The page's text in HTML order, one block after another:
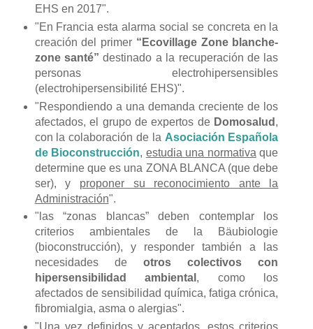
EHS en 2017".
"En Francia esta alarma social se concreta en la
creación del primer “Ecovillage Zone blanche-
zone santé” destinado a la recuperación de las
personas electrohipersensibles
(electrohipersensibilité EHS)".
"Respondiendo a una demanda creciente de los
afectados, el grupo de expertos de Domosalud ,
con la colaboración de la Asociación Española
de Bioconstrucción, estudia una normativa que
determine que es una ZONA BLANCA (que debe
ser), y proponer su reconocimiento ante la
Administración".
"las “zonas blancas” deben contemplar los
criterios ambientales de la Bäubiologie
(bioconstrucción), y responder también a las
necesidades de otros colectivos con
hipersensibilidad ambiental , como los
afectados de sensibilidad química, fatiga crónica,
fibromialgia, asma o alergias".